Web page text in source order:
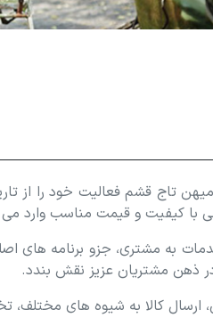
با کیفیت و قیمت مناسب وارد می
به مشتری، جزو برنامه
ذهن مشتریان عزیز نقش بندد.
ارسال کالا به شیوه های مختلف،